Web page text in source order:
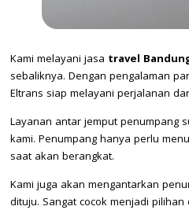
Kami melayani jasa travel
sebaliknya. Dengan pengalaman
Eltrans siap melayani perjalanan
Layanan antar jemput penumpang
kami. Penumpang hanya perlu
saat akan berangkat.
Kami juga akan mengantarkan
dituju. Sangat cocok menjadi